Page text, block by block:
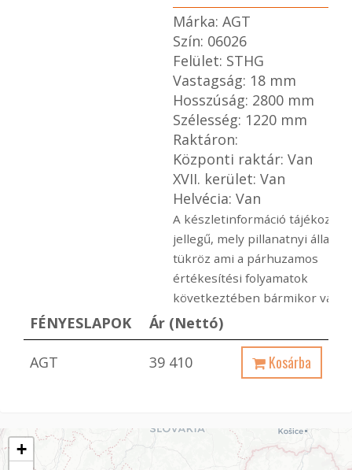
Márka: AGT
Szín: 06026
Felület: STHG
Vastagság: 18 mm
Hosszúság: 2800 mm
Szélesség: 1220 mm
Raktáron:
Központi raktár: Van
XVII. kerület: Van
Helvécia: Van
A készletinformáció
jellegű, mely pillanatnyi
tükröz ami a párhuzamos
értékesítési folyamatok
következtében bármikor
FÉNYESLAPOK Ár (Nettó)
AGT 39 410 Kosárba
+